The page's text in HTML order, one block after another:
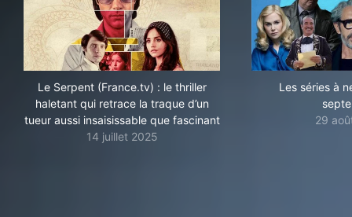
Le Serpent (France.tv) : le thriller
haletant qui retrace la traque d’un
tueur aussi insaisissable que fascinant
14 juillet 2025
Les séries à
29